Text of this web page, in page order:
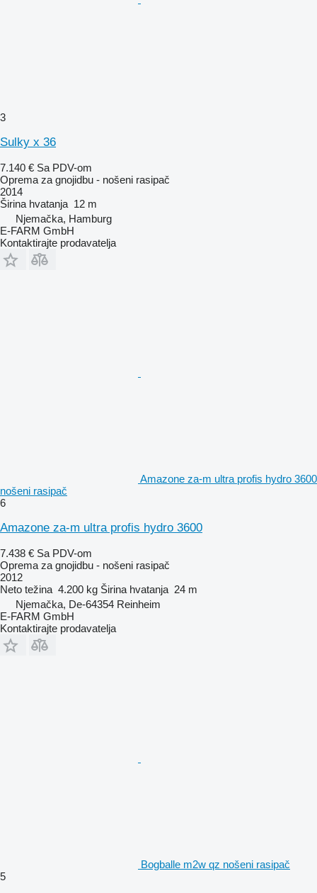
3
Sulky x 36
7.140 € Sa PDV-om
Oprema za gnojidbu - nošeni rasipač
2014
Širina hvatanja 12 m
Njemačka, Hamburg
E-FARM GmbH
Kontaktirajte prodavatelja
Amazone za-m ultra profis hydro 3600
nošeni rasipač
6
Amazone za-m ultra profis hydro 3600
7.438 € Sa PDV-om
Oprema za gnojidbu - nošeni rasipač
2012
Neto težina 4.200 kg Širina hvatanja 24 m
Njemačka, De-64354 Reinheim
E-FARM GmbH
Kontaktirajte prodavatelja
Bogballe m2w qz nošeni rasipač
5